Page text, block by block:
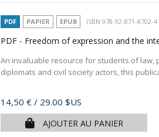
PDF PAPIER EPUB ISBN 978-92-871-8702-4
PDF - Freedom of expression and the
An invaluable resource for students of
diplomats and civil society actors, this
Prix
14,50 € / 29.00 $US
AJOUTER AU PANIER